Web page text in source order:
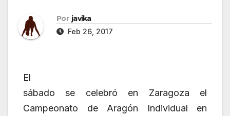
Por javika
Feb 26, 2017
El
sábado se celebró en Zaragoza el
Campeonato de Aragón Individual en